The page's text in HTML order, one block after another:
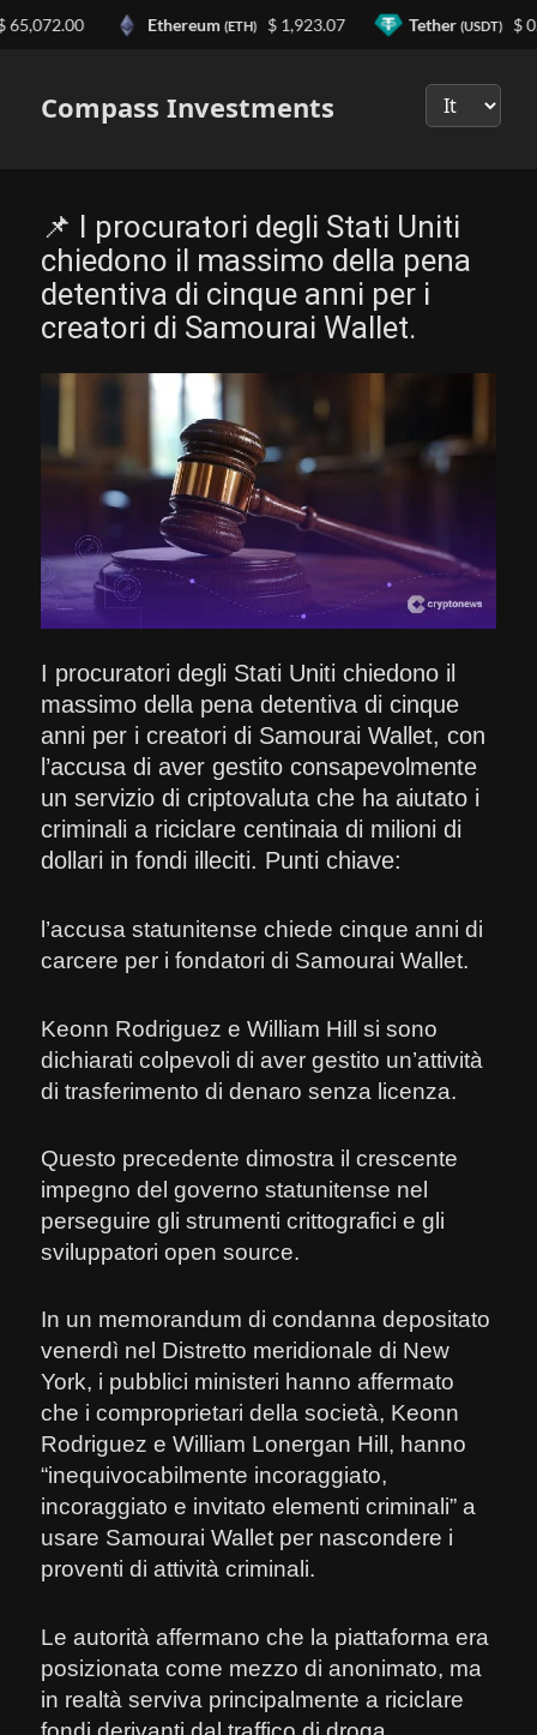
Compass Investments
📌 I procuratori degli Stati Uniti
chiedono il massimo della pena
detentiva di cinque anni per i
creatori di Samourai Wallet.
I procuratori degli Stati Uniti chiedono il
massimo della pena detentiva di cinque
anni per i creatori di Samourai Wallet, con
l’accusa di aver gestito consapevolmente
un servizio di criptovaluta che ha aiutato i
criminali a riciclare centinaia di milioni di
dollari in fondi illeciti. Punti chiave:
l’accusa statunitense chiede cinque anni di
carcere per i fondatori di Samourai Wallet.
Keonn Rodriguez e William Hill si sono
dichiarati colpevoli di aver gestito un’attività
di trasferimento di denaro senza licenza.
Questo precedente dimostra il crescente
impegno del governo statunitense nel
perseguire gli strumenti crittografici e gli
sviluppatori open source.
In un memorandum di condanna depositato
venerdì nel Distretto meridionale di New
York, i pubblici ministeri hanno affermato
che i comproprietari della società, Keonn
Rodriguez e William Lonergan Hill, hanno
“inequivocabilmente incoraggiato,
incoraggiato e invitato elementi criminali” a
usare Samourai Wallet per nascondere i
proventi di attività criminali.
Le autorità affermano che la piattaforma era
posizionata come mezzo di anonimato, ma
in realtà serviva principalmente a riciclare
Ethereum(ETH) $ 1,923.07 Tether(USDT) $